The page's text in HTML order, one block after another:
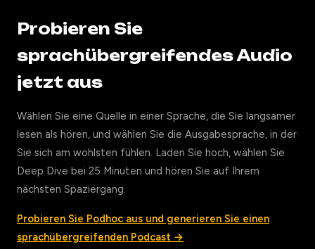
Probieren Sie
sprachübergreifendes Audio
jetzt aus
Wählen Sie eine Quelle in einer Sprache, die Sie langsamer
lesen als hören, und wählen Sie die Ausgabesprache, in der
Sie sich am wohlsten fühlen. Laden Sie hoch, wählen Sie
Deep Dive bei 25 Minuten und hören Sie auf Ihrem
nächsten Spaziergang.
Probieren Sie Podhoc aus und generieren Sie einen
sprachübergreifenden Podcast →